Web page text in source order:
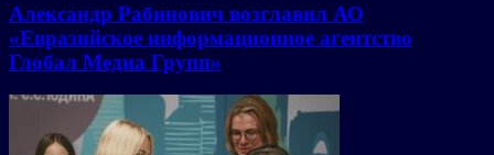
Александр Рабинович возглавил АО
«Евразийское информационное агентство
Глобал Медиа Групп»